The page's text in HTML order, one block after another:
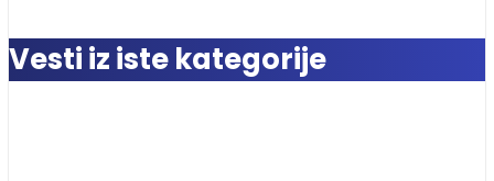
Vesti iz iste kategorije